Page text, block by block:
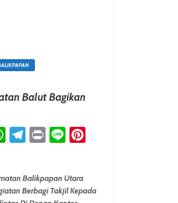
Balut Bagikan
WhatsApp
Telegram
Print
Line
Balikpapan Utara
Berbagi Takjil Kepada